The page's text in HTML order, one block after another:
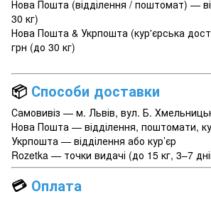
Нова Пошта (відділення / поштомат) —
30 кг)
Нова Пошта & Укрпошта (кур'єрська
грн (до 30 кг)
📦 Способи доставки
Самовивіз — м. Львів, вул. Б.
Нова Пошта — відділення, поштомати,
Укрпошта — відділення або кур’єр
Rozetka — точки видачі (до 15 кг, 3–7
💳 Оплата